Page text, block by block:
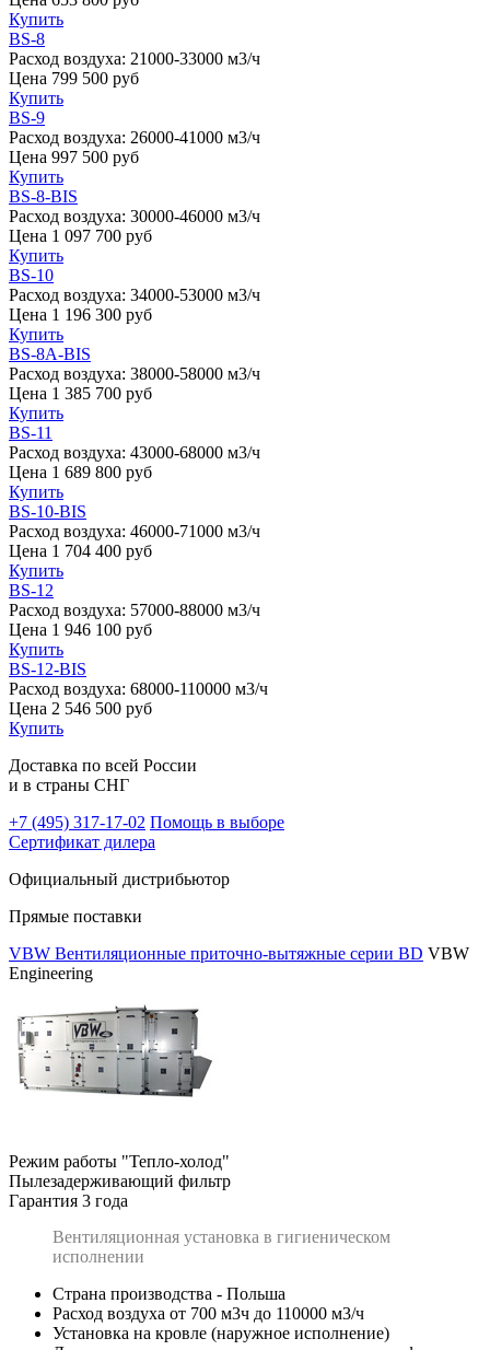
Купить
BS-8
Расход воздуха: 21000-33000 м3/ч
Цена 799 500 руб
Купить
BS-9
Расход воздуха: 26000-41000 м3/ч
Цена 997 500 руб
Купить
BS-8-BIS
Расход воздуха: 30000-46000 м3/ч
Цена 1 097 700 руб
Купить
BS-10
Расход воздуха: 34000-53000 м3/ч
Цена 1 196 300 руб
Купить
BS-8A-BIS
Расход воздуха: 38000-58000 м3/ч
Цена 1 385 700 руб
Купить
BS-11
Расход воздуха: 43000-68000 м3/ч
Цена 1 689 800 руб
Купить
BS-10-BIS
Расход воздуха: 46000-71000 м3/ч
Цена 1 704 400 руб
Купить
BS-12
Расход воздуха: 57000-88000 м3/ч
Цена 1 946 100 руб
Купить
BS-12-BIS
Расход воздуха: 68000-110000 м3/ч
Цена 2 546 500 руб
Купить
Доставка по всей России
и в страны СНГ
+7 (495) 317-17-02 Помощь в выборе
Сертификат дилера
Официальный дистрибьютор
Прямые поставки
VBW Вентиляционные приточно-вытяжные серии BD VBW
Engineering
Режим работы "Тепло-холод"
Пылезадерживающий фильтр
Гарантия 3 года
Вентиляционная установка в гигиеническом
исполнении
Страна производства - Польша
Расход воздуха от 700 м3ч до 110000 м3/ч
Установка на кровле (наружное исполнение)